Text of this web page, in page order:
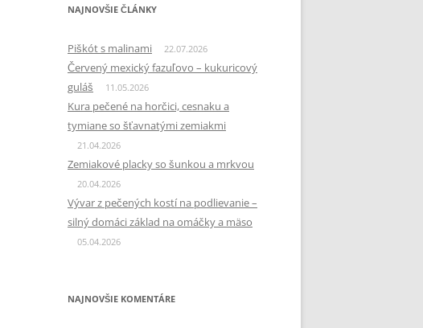
NAJNOVŠIE ČLÁNKY
Piškót s malinami 22.07.2026
Červený mexický fazuľovo – kukuricový
guláš
11.05.2026
Kura pečené na horčici, cesnaku a
tymiane so šťavnatými zemiakmi
21.04.2026
Zemiakové placky so šunkou a mrkvou
20.04.2026
Vývar z pečených kostí na podlievanie –
silný domáci základ na omáčky a mäso
05.04.2026
NAJNOVŠIE KOMENTÁRE